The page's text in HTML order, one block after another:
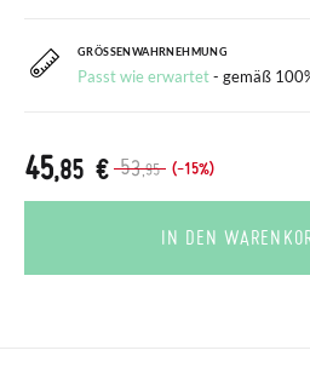
GRÖSSENWAHRNEHMUNG
Passt wie erwartet- gemäß
53,95 (-15%)
45,85 €
IN DEN